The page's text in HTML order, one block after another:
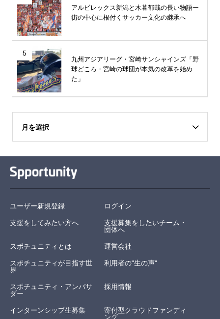
アルビレックス新潟と木暮郁哉の長い物語ー
街の中心に根付くサッカー文化の継承へ
5
九州アジアリーグ・宮崎サンシャインズ「野
球どころ・宮崎の球団が本気の改革を始め
た」
月を選択
ユーザー新規登録 ログイン
支援をしてみたい方へ
支援募集をしたいチーム・
団体へ
スポチュニティとは 運営会社
スポチュニティが目指す世
界
利用者の"生の声"
スポチュニティ・アンバサ
ダー
採用情報
インターンシップ生募集
寄付型クラウドファンディ
ング